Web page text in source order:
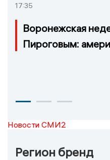
17:35
Воронежская
Пироговым:
Новости СМИ2
Регион бренд